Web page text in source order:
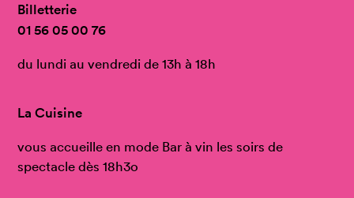
Billetterie
01 56 05 00 76
du lundi au vendredi de 13h à 18h
La Cuisine
vous accueille en mode Bar à vin les soirs de
spectacle dès 18h3o